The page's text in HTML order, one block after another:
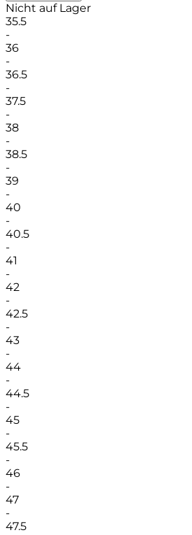
Nicht auf Lager
35.5
-
36
-
36.5
-
37.5
-
38
-
38.5
-
39
-
40
-
40.5
-
41
-
42
-
42.5
-
43
-
44
-
44.5
-
45
-
45.5
-
46
-
47
-
47.5